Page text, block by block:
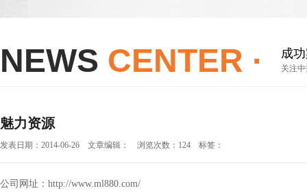
NEWS CENTER · 成
关注
魅力资源
发表日期：2014-06-26 文章编辑： 浏览次数：124 标签：
公司网址： http://www.ml880.com/